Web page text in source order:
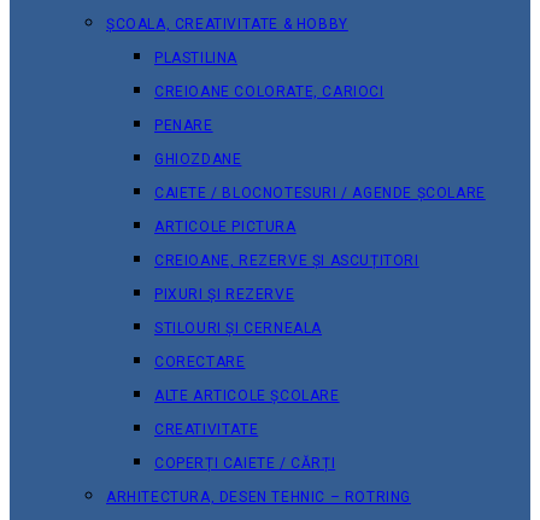
ȘCOALA, CREATIVITATE & HOBBY
PLASTILINA
CREIOANE COLORATE, CARIOCI
PENARE
GHIOZDANE
CAIETE / BLOCNOTESURI / AGENDE ȘCOLARE
ARTICOLE PICTURA
CREIOANE, REZERVE ȘI ASCUȚITORI
PIXURI ȘI REZERVE
STILOURI ȘI CERNEALA
CORECTARE
ALTE ARTICOLE ȘCOLARE
CREATIVITATE
COPERȚI CAIETE / CĂRȚI
ARHITECTURA, DESEN TEHNIC – ROTRING